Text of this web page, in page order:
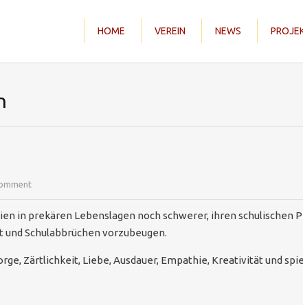
HOME VEREIN NEWS
in prekären Lebenslagen noch schwerer, ihren schulischen
Schulabbrüchen vorzubeugen.
Zärtlichkeit, Liebe, Ausdauer, Empathie, Kreativität und